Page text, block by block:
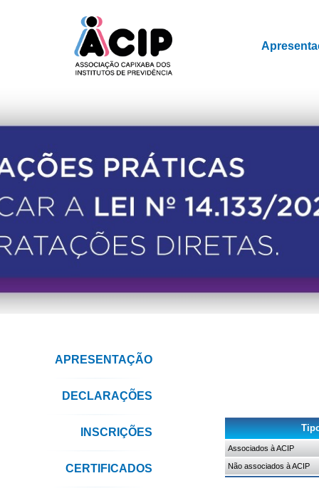
APRESENTAÇÃO
DECLARAÇÕES
INSCRIÇÕES
CERTIFICADOS
Associados à ACIP
Não associados à ACIP